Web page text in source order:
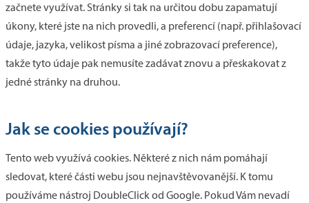
začnete využívat. Stránky si tak na určitou dobu zapamatují
úkony, které jste na nich provedli, a preferencí (např. přihlašovací
údaje, jazyka, velikost písma a jiné zobrazovací preference),
takže tyto údaje pak nemusíte zadávat znovu a přeskakovat z
jedné stránky na druhou.
Jak se cookies používají?
Tento web využívá cookies. Některé z nich nám pomáhají
sledovat, které části webu jsou nejnavštěvovanější. K tomu
používáme nástroj DoubleClick od Google. Pokud Vám nevadí